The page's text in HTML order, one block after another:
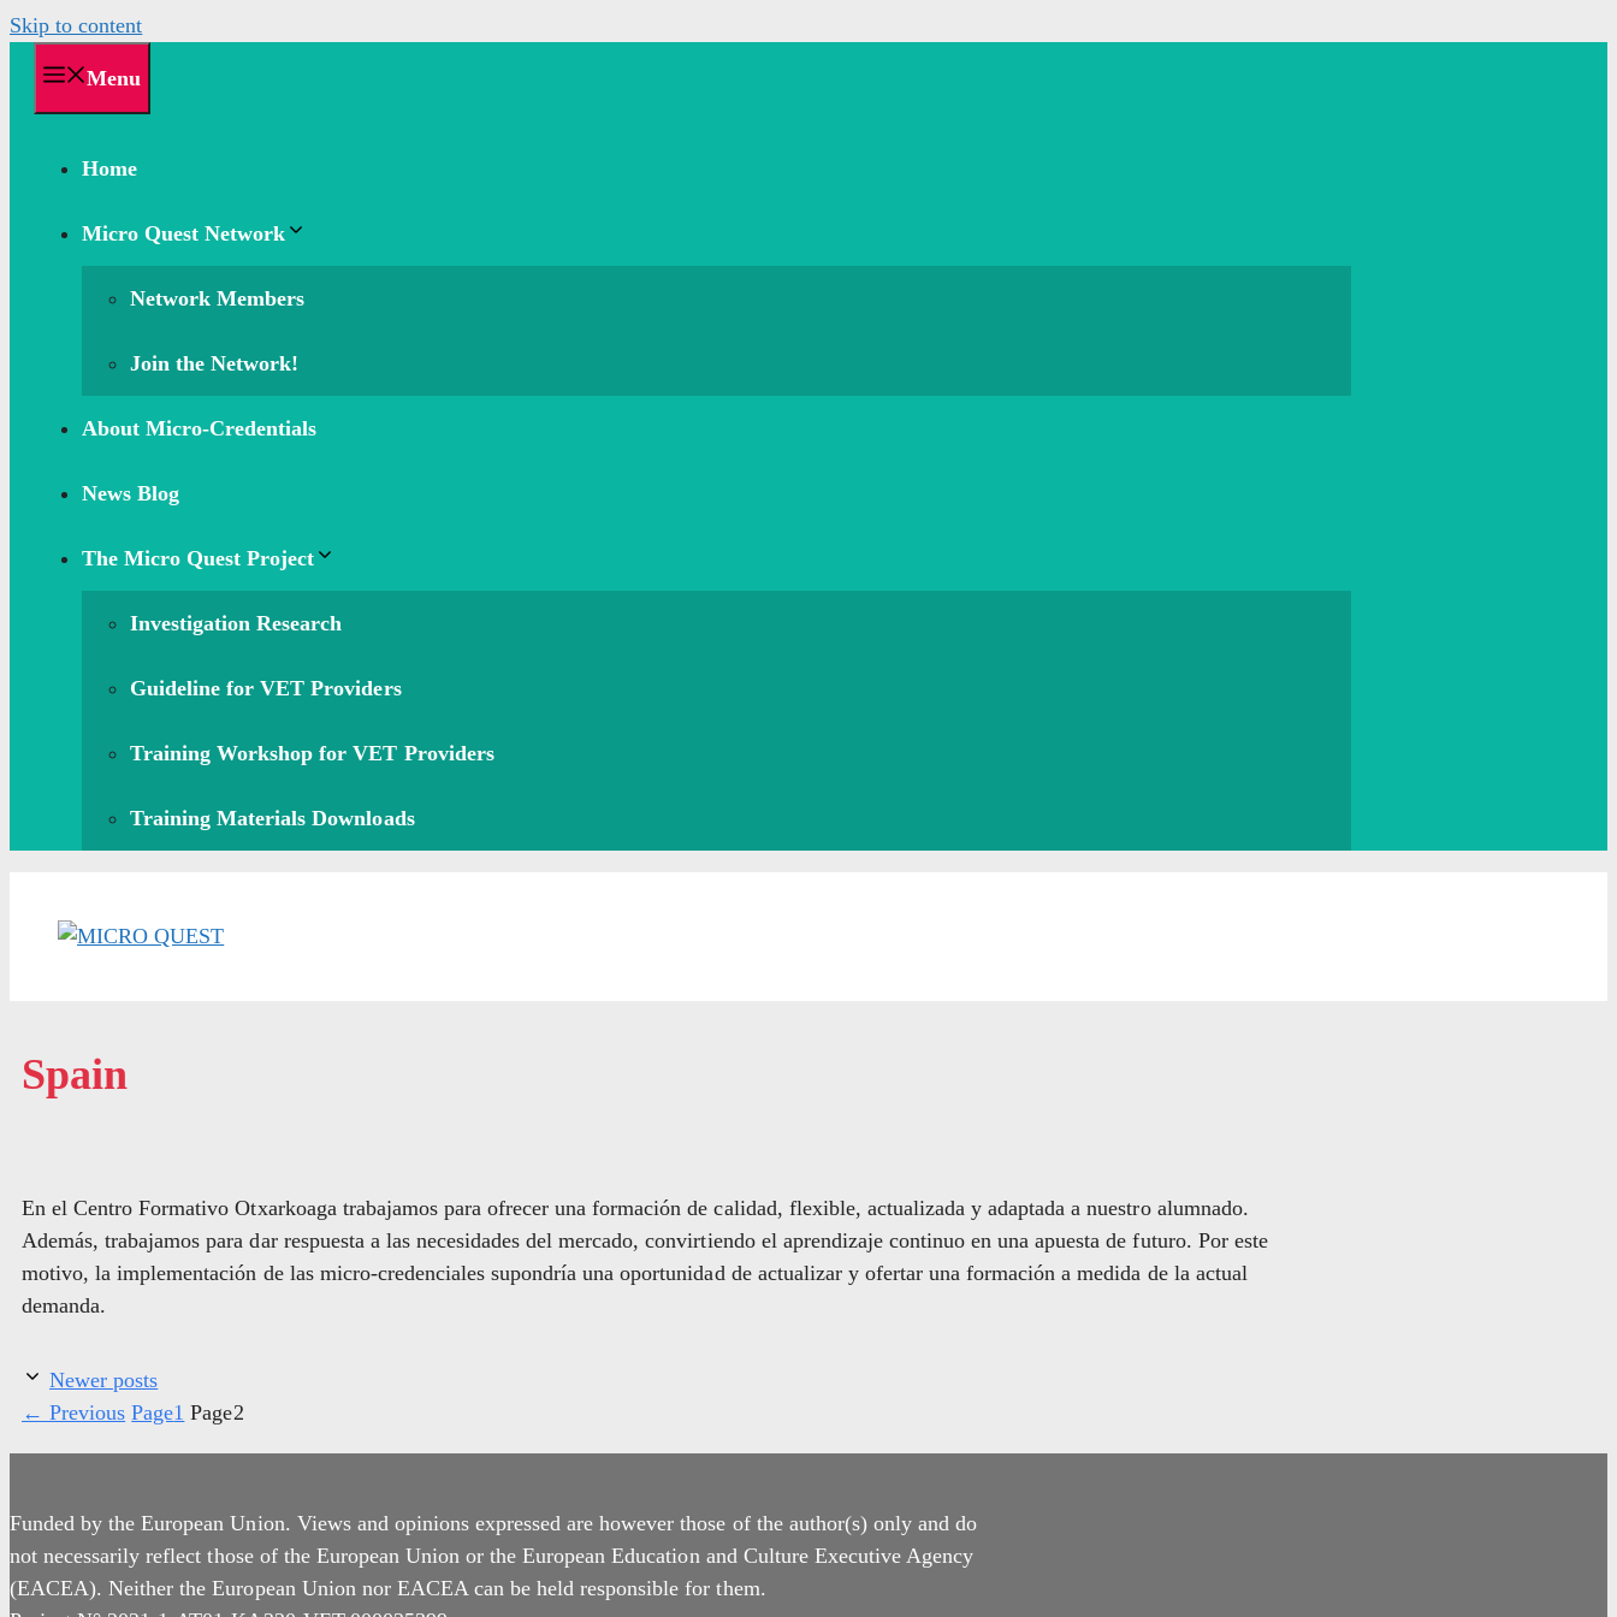
Skip to content
Menu
Home
Micro Quest Network
Network Members
Join the Network!
About Micro-Credentials
News Blog
The Micro Quest Project
Investigation Research
Guideline for VET Providers
Training Workshop for VET Providers
Training Materials Downloads
Spain
En el Centro Formativo Otxarkoaga trabajamos para ofrecer una formación de calidad, flexible, actualizada y adaptada a nuestro alumnado.
Además, trabajamos para dar respuesta a las necesidades del mercado, convirtiendo el aprendizaje continuo en una apuesta de futuro. Por este
motivo, la implementación de las micro-credenciales supondría una oportunidad de actualizar y ofertar una formación a medida de la actual
demanda.
Newer posts
← Previous Page1 Page2
Funded by the European Union. Views and opinions expressed are however those of the author(s) only and do
not necessarily reflect those of the European Union or the European Education and Culture Executive Agency
(EACEA). Neither the European Union nor EACEA can be held responsible for them.